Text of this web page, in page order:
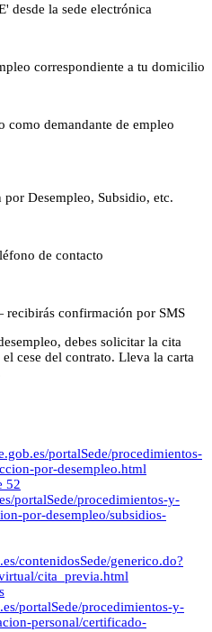
desde la sede electrónica
correspondiente a tu domicilio
como demandante de empleo
Desempleo, Subsidio, etc.
de contacto
confirmación por SMS
debes solicitar la cita
cese del contrato. Lleva la carta
portalSede/procedimientos-
por-desempleo.html
52
portalSede/procedimientos-y-
por-desempleo/subsidios-
contenidosSede/generico.do?
cita_previa.html
portalSede/procedimientos-y-
personal/certificado-